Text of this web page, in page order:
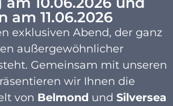
am 11.06.2026
exklusiven Abend, der ganz
außergewöhnlicher
Gemeinsam mit unseren
wir Ihnen die
von Belmond und Silversea